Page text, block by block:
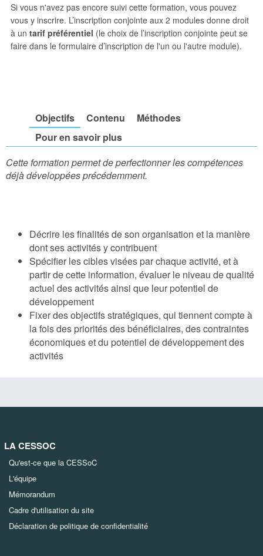
Si vous n'avez pas encore suivi cette formation, vous pouvez
vous y inscrire. L’inscription conjointe aux 2 modules donne droit
à un tarif préférentiel (le choix de l’inscription conjointe peut se
faire dans le formulaire d’inscription de l'un ou l'autre module).
Objectifs Contenu
Méthodes
Pour en savoir plus
Cette formation permet de perfectionner les compétences
déjà développées précédemment.
Décrire les finalités de son organisation et la manière
dont ses activités y contribuent
Spécifier les cibles visées par chaque activité, et à
partir de cette information, évaluer le niveau de qualité
actuel des activités ainsi que leur potentiel de
développement
Fixer des objectifs stratégiques, qui tiennent compte à
la fois des priorités des bénéficiaires, des contraintes
économiques et du potentiel de développement des
activités
LA CESSOC
Qu'est-ce que la CESSoC
L'équipe
Mémorandum
Cadre d'utilisation du site
Déclaration de politique de confidentialité